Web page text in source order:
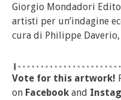
Giorgio Mondadori
artisti per un’indagine
cura di Philippe
Vote for this artwork!
on Facebook and